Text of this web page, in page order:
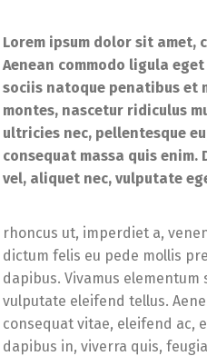
Lorem ipsum dolor sit
Aenean commodo ligula
sociis natoque penatibus et
montes, nascetur ridiculus
ultricies nec, pellentesque
consequat massa quis
vel, aliquet nec, vulputate
rhoncus ut, imperdiet a,
dictum felis eu pede mollis
dapibus. Vivamus elementum
vulputate eleifend tellus.
consequat vitae, eleifend ac,
dapibus in, viverra quis,